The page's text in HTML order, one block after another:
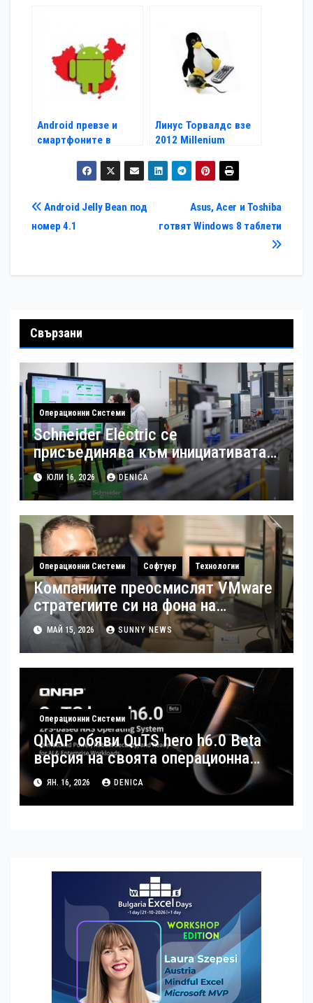
Android превзе и
смартфоните в
Линус Торвалдс взе
2012 Millenium
Навигация
Asus, Acer и Toshiba
готвят Windows 8 таблети
Android Jelly Bean под
номер 4.1
Свързани
Операционни Системи
Schneider Electric се
присъединява към инициативата
на Световния икономически
форум за създаването на модел с
отворен код за дигиталната
трансформация на
производството
ЮЛИ 16, 2026 DENICA
Операционни Системи Софтуер Технологии
Компаниите преосмислят VMware
стратегиите си на фона на
растящите разходи за
виртуализация
МАЙ 15, 2026 SUNNY NEWS
Операционни Системи
QNAP обяви QuTS hero h6.0 Beta
версия на своята операционна
система
ЯН. 16, 2026 DENICA